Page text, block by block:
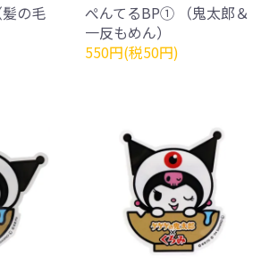
の毛
ぺんてるBP① （鬼太郎＆
一反もめん）
550円(税50円)